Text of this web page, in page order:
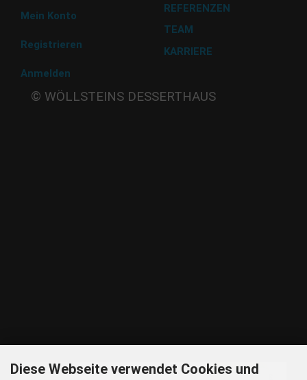
Mein Konto
Registrieren
Anmelden
REFERENZEN
TEAM
KARRIERE
© WÖLLSTEINS DESSERTHAUS
GOOGLE MAPS
Diese Webseite verwendet Cookies und